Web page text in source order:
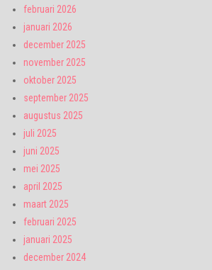
februari 2026
januari 2026
december 2025
november 2025
oktober 2025
september 2025
augustus 2025
juli 2025
juni 2025
mei 2025
april 2025
maart 2025
februari 2025
januari 2025
december 2024